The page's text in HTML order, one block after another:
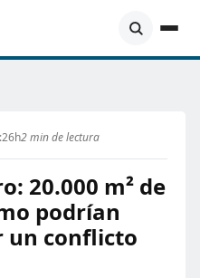
2 min de lectura
20.000 m² de
podrían
un conflicto